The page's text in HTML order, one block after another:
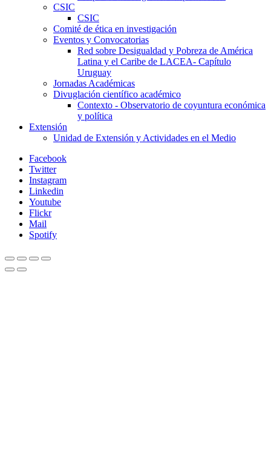
CSIC
CSIC
Comité de ética en investigación
Eventos y Convocatorias
Red sobre Desigualdad y Pobreza de América
Latina y el Caribe de LACEA- Capítulo
Uruguay
Jornadas Académicas
Divuglación científico académico
Contexto - Observatorio de coyuntura económica
y política
Extensión
Unidad de Extensión y Actividades en el Medio
Facebook
Twitter
Instagram
Linkedin
Youtube
Flickr
Mail
Spotify